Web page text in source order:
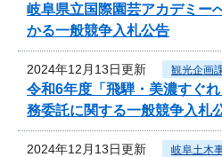
岐阜県立国際園芸アカデミー
かる一般競争入札公告
2024年12月13日更新 観光企画
令和6年度「飛騨・美濃すぐ
務委託に関する一般競争入札
2024年12月13日更新 岐阜土木